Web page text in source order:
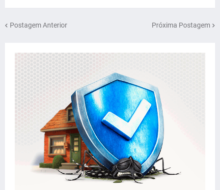
Postagem Anterior Próxima Postagem